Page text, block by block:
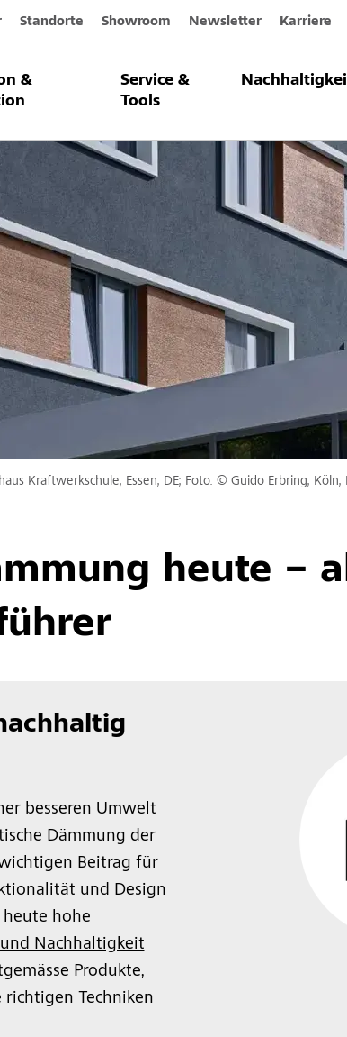
Standorte Showroom Newsletter Karriere
&
Service &
Tools
Kraftwerkschule, Essen, DE; Foto: © Guido Erbring, Köln,
heute –
besseren Umwelt
Dämmung der
Beitrag für
und Design
heute hohe
Nachhaltigkeit
Produkte,
Techniken